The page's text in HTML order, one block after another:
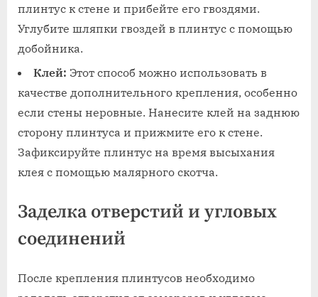
плинтус к стене и прибейте его гвоздями.
Углубите шляпки гвоздей в плинтус с помощью
добойника.
Клей: Этот способ можно использовать в
качестве дополнительного крепления, особенно
если стены неровные. Нанесите клей на заднюю
сторону плинтуса и прижмите его к стене.
Зафиксируйте плинтус на время высыхания
клея с помощью малярного скотча.
Заделка отверстий и угловых
соединений
После крепления плинтусов необходимо